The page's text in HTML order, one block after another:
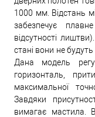
1000 мм. Відстань
забезпечує
відсутності
стані вони не
Дана модель
горизонталь,
максимальної
Завдяки
вимагає мастила.